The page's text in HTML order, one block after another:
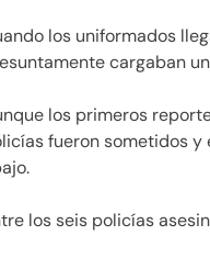
los uniformados
cargaban
los primeros
fueron sometidos y
los seis policías